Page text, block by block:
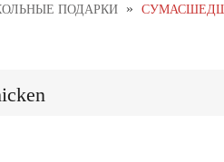
ПОДАРКИ »